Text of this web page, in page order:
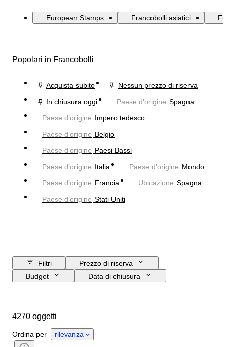
European Stamps Francobolli asiatici
Popolari in Francobolli
Acquista subito
Nessun prezzo di riserva
In chiusura oggi
Paese d’origine Spagna
Paese d’origine Impero tedesco
Paese d’origine Belgio
Paese d’origine Paesi Bassi
Paese d’origine Italia Paese d’origine Mondo
Paese d’origine Francia Ubicazione Spagna
Paese d’origine Stati Uniti
Filtri
Prezzo di riserva
Budget
Data di chiusura
Materiale
Condizioni
Certificato
4270 oggetti
Ordina per rilevanza